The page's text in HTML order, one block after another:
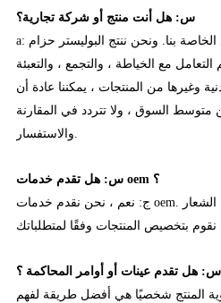
س: هل أنت منتج أو شركة تجارية؟
a: نحن شركة تصنيع مع مصنع الخاصة بنا. ونحن ننتج البوليستر حزام
مع الخياطة ، والتجمع ، والتعبئة
وغيرها من المنتجات ، يمكننا عادة أن
السوق ، ولا تتردد في المقارنة
س: هل تقدم خدمات oem ؟
ج: نعم ، نحن نقدم خدمات oem. تحتاج فقط إلى توفير ملفات الشعار
س: هل تقدم عينات أو أوامر المحاكمة ؟
المنتج شخصيًا هي أفضل طريقة لفهم